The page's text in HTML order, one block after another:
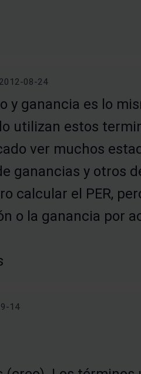
2012-08-24
y ganancia es lo
utilizan estos
ver muchos
ganancias y otros
calcular el PER,
o la ganancia por
14